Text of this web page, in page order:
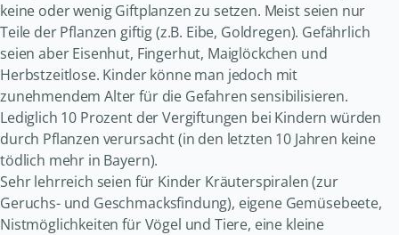
keine oder wenig Giftplanzen zu setzen. Meist seien nur
Teile der Pflanzen giftig (z.B. Eibe, Goldregen). Gefährlich
seien aber Eisenhut, Fingerhut, Maiglöckchen und
Herbstzeitlose. Kinder könne man jedoch mit
zunehmendem Alter für die Gefahren sensibilisieren.
Lediglich 10 Prozent der Vergiftungen bei Kindern würden
durch Pflanzen verursacht (in den letzten 10 Jahren keine
tödlich mehr in Bayern).
Sehr lehrreich seien für Kinder Kräuterspiralen (zur
Geruchs- und Geschmacksfindung), eigene Gemüsebeete,
Nistmöglichkeiten für Vögel und Tiere, eine kleine